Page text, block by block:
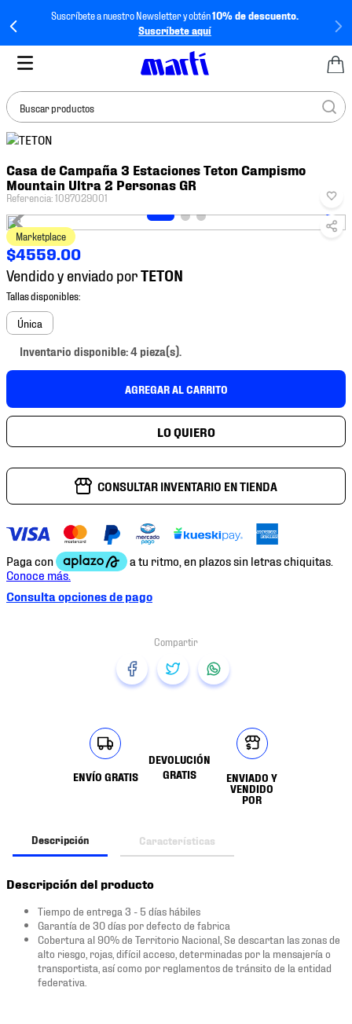
Suscríbete a nuestro Newsletter y obtén10% de descuento.
Suscríbete aquí
Buscar productos
Casa de Campaña 3 Estaciones Teton Campismo
Mountain Ultra 2 Personas GR
Referencia:1087029001
Marketplace
$4559.00
Vendido y enviado por
Única
Inventario disponible: 4 pieza(s).
AGREGAR AL CARRITO
CONSULTAR INVENTARIO EN TIENDA
Consulta opciones de pago
ENVÍO GRATIS
DEVOLUCIÓN
GRATIS
ENVIADO Y
VENDIDO
POR
Descripción Características
Descripción del producto
Tiempo de entrega 3 - 5 días hábiles
Garantía de 30 días por defecto de fabrica
Cobertura al 90% de Territorio Nacional, Se descartan las zonas de
alto riesgo, rojas, difícil acceso, determinadas por la mensajería o
transportista, así como por reglamentos de tránsito de la entidad
federativa.
BUSCADOS
1.
tenis mujer
2.
3.
tenis
4.
tenis futbol
5.
jersey
6.
mochila
7.
mochilas
9.
tenis niño